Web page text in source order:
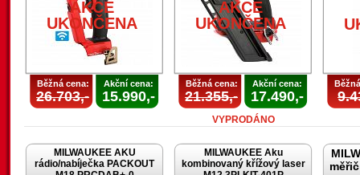
AKCE
UKONČENA
Běžná cena:
26.703,-
Akční cena:
15.990,-
AKCE
UKONČENA
Běžná cena:
21.355,-
Akční cena:
17.490,-
VYPRODÁNO
MILWAUKEE AKU
rádio/nabíječka PACKOUT
MILWAUKEE Aku
kombinovaný křížový laser